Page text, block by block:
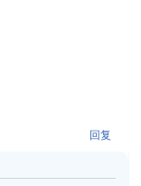
回复